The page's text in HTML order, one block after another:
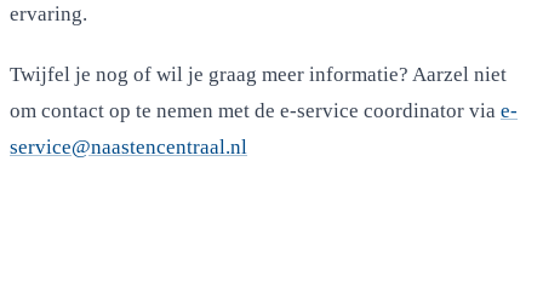
ervaring.
Twijfel je nog of wil je graag meer informatie? Aarzel niet
om contact op te nemen met de e-service coordinator via e-
service@naastencentraal.nl